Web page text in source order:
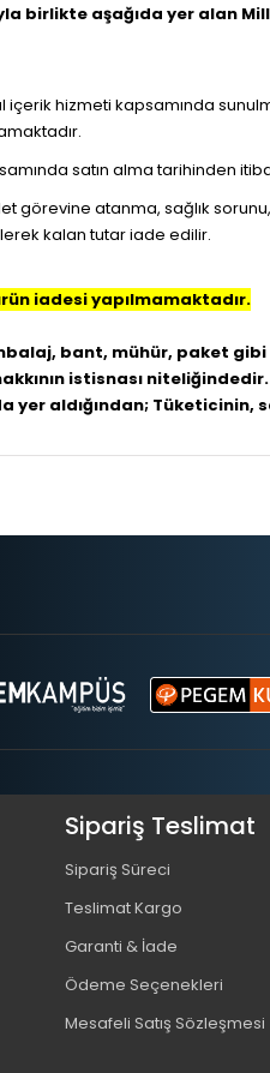
birlikte aşağıda yer alan
içerik hizmeti kapsamında
satın alma tarihinden
görevine atanma, sağlık
kalan tutar iade edilir.
iadesi yapılmamaktadır.
bant, mühür, paket
istisnası niteliğindedir.
aldığından; Tüketicinin,
Sipariş Teslimat
Sipariş Süreci
Teslimat Kargo
Garanti & İade
Ödeme Seçenekleri
Mesafeli Satış Sözleşmesi